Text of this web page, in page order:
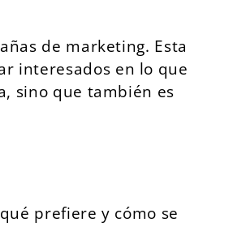
de marketing. Esta
interesados en lo que
sino que también es
prefiere y cómo se